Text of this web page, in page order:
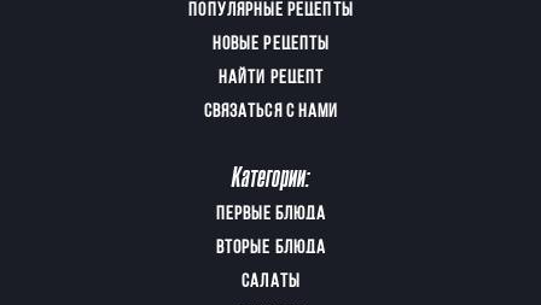
ПОПУЛЯРНЫЕ РЕЦЕПТЫ
НОВЫЕ РЕЦЕПТЫ
НАЙТИ РЕЦЕПТ
СВЯЗАТЬСЯ С НАМИ
Категории:
ПЕРВЫЕ БЛЮДА
ВТОРЫЕ БЛЮДА
САЛАТЫ